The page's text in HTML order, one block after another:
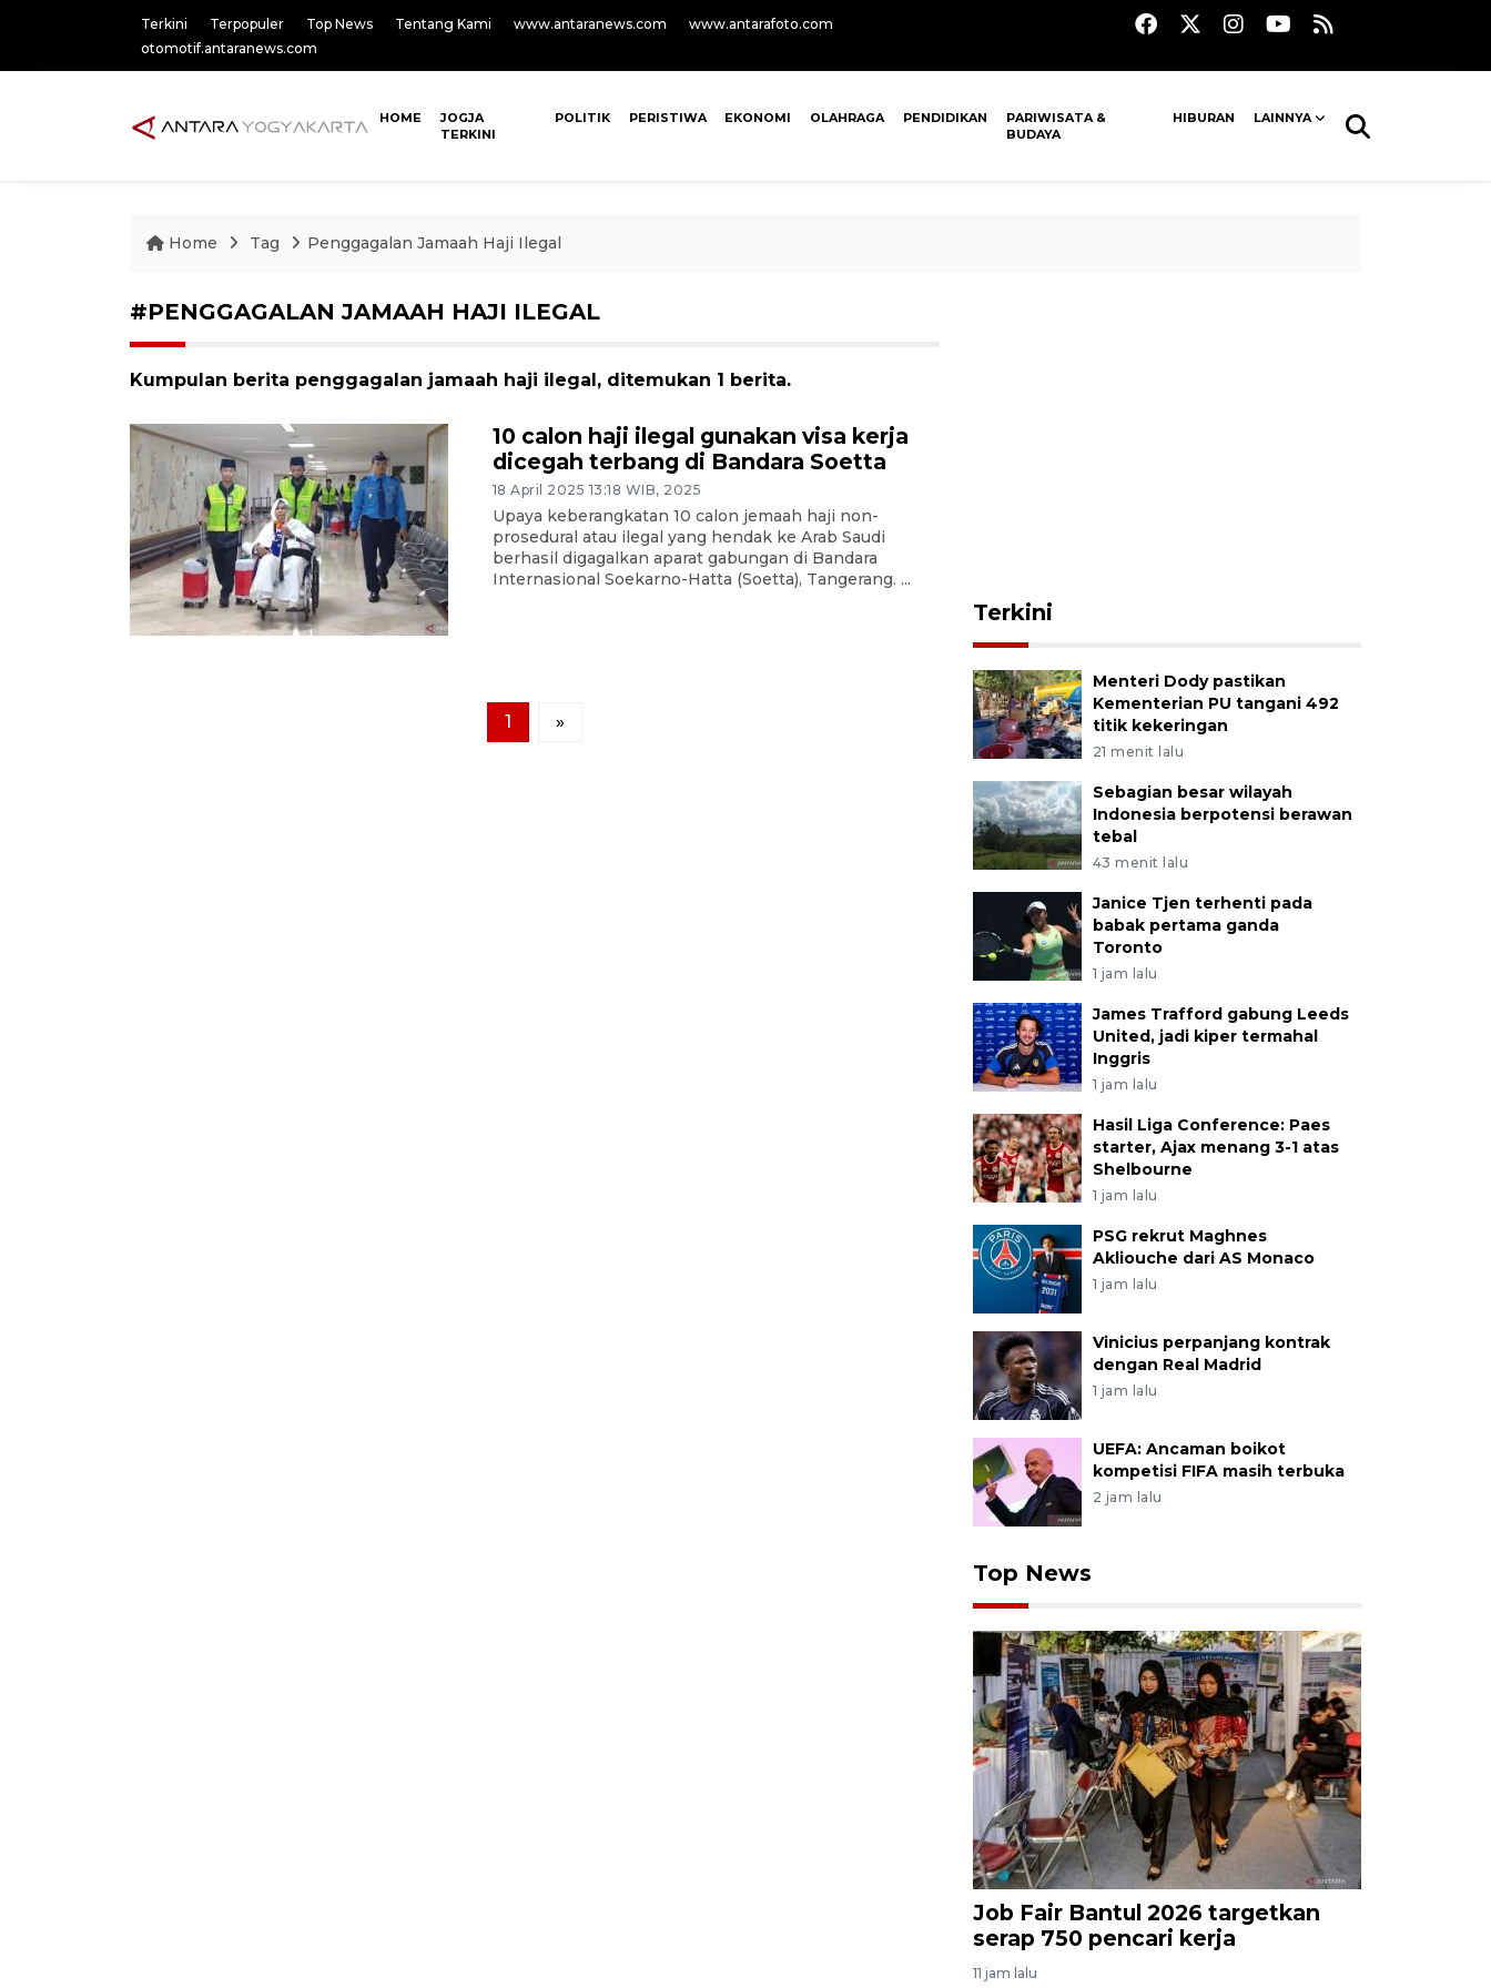
Terkini Terpopuler Top News Tentang Kami www.antaranews.com
www.antarafoto.com
otomotif.antaranews.com
HOME
JOGJA
TERKINI
POLITIK PERISTIWA EKONOMI OLAHRAGA PENDIDIKAN
PARIWISATA &
BUDAYA
HIBURAN LAINNYA
Home Tag Penggagalan Jamaah Haji Ilegal
#PENGGAGALAN JAMAAH HAJI ILEGAL
Kumpulan berita penggagalan jamaah haji ilegal, ditemukan 1 berita.
10 calon haji ilegal gunakan visa kerja
dicegah terbang di Bandara Soetta
18 April 2025 13:18 WIB, 2025
Upaya keberangkatan 10 calon jemaah haji non-
prosedural atau ilegal yang hendak ke Arab Saudi
berhasil digagalkan aparat gabungan di Bandara
Internasional Soekarno-Hatta (Soetta), Tangerang. ...
1 »
Terkini
Menteri Dody pastikan
Kementerian PU tangani 492
titik kekeringan
21 menit lalu
Sebagian besar wilayah
Indonesia berpotensi berawan
tebal
43 menit lalu
Janice Tjen terhenti pada
babak pertama ganda
Toronto
1 jam lalu
James Trafford gabung Leeds
United, jadi kiper termahal
Inggris
1 jam lalu
Hasil Liga Conference: Paes
starter, Ajax menang 3-1 atas
Shelbourne
1 jam lalu
PSG rekrut Maghnes
Akliouche dari AS Monaco
1 jam lalu
Vinicius perpanjang kontrak
dengan Real Madrid
1 jam lalu
UEFA: Ancaman boikot
kompetisi FIFA masih terbuka
2 jam lalu
Top News
Job Fair Bantul 2026 targetkan
serap 750 pencari kerja
11 jam lalu